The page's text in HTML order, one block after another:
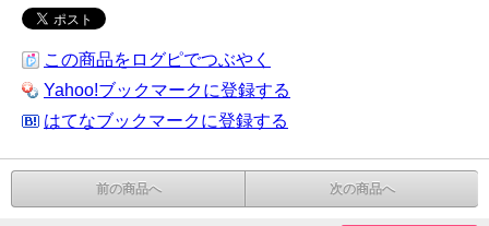
この商品をログピでつぶやく
Yahoo!ブックマークに登録する
はてなブックマークに登録する
前の商品へ 次の商品へ